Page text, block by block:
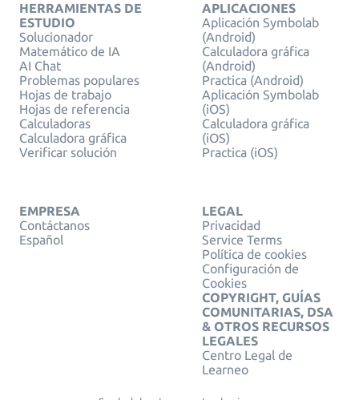
HERRAMIENTAS DE
ESTUDIO
Solucionador
Matemático de IA
AI Chat
Problemas populares
Hojas de trabajo
Hojas de referencia
Calculadoras
Calculadora gráfica
Verificar solución
APLICACIONES
Aplicación Symbolab
(Android)
Calculadora gráfica
(Android)
Practica (Android)
Aplicación Symbolab
(iOS)
Calculadora gráfica
(iOS)
Practica (iOS)
EMPRESA
Contáctanos
Español
LEGAL
Privacidad
Service Terms
Política de cookies
Configuración de
Cookies
COPYRIGHT, GUÍAS
COMUNITARIAS, DSA
& OTROS RECURSOS
LEGALES
Centro Legal de
Learneo